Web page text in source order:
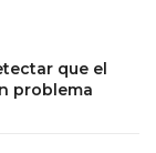
que el
problema